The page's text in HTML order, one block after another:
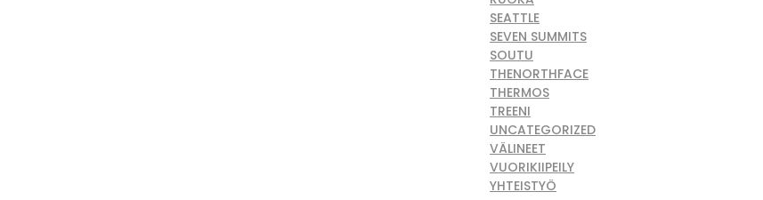
SEATTLE
SEVEN SUMMITS
SOUTU
THENORTHFACE
THERMOS
TREENI
UNCATEGORIZED
VÄLINEET
VUORIKIIPEILY
YHTEISTYÖ